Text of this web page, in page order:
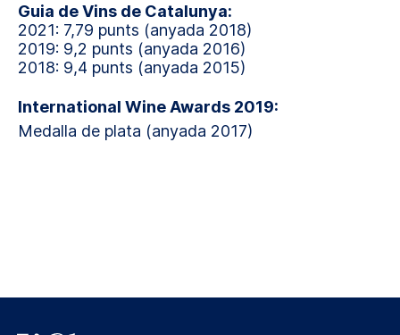
Guia de Vins de Catalunya:
2021: 7,79 punts (anyada 2018)
2019: 9,2 punts (anyada 2016)
2018: 9,4 punts (anyada 2015)
International Wine Awards 2019:
Medalla de plata (anyada 2017)